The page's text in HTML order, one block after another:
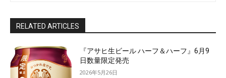
RELATED ARTICLES
『アサヒ生ビール ハーフ＆ハーフ』6月9
日数量限定発売
2026年5月26日